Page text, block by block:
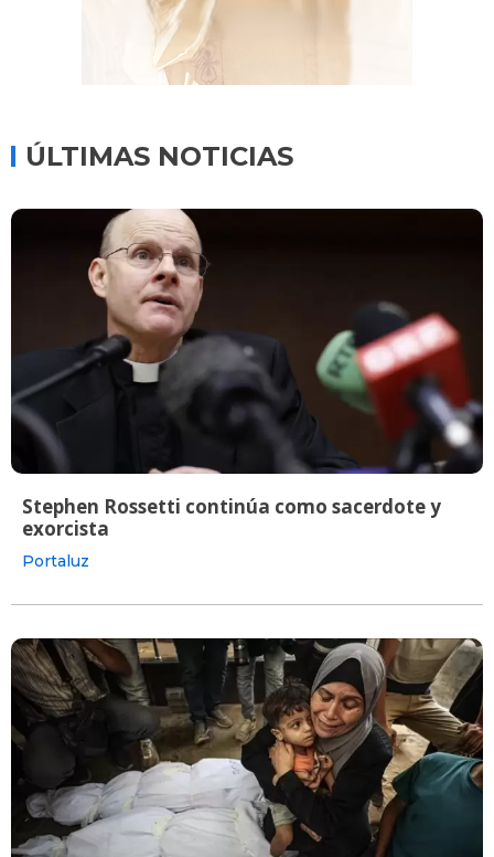
ÚLTIMAS NOTICIAS
Stephen Rossetti continúa como sacerdote y
exorcista
Portaluz